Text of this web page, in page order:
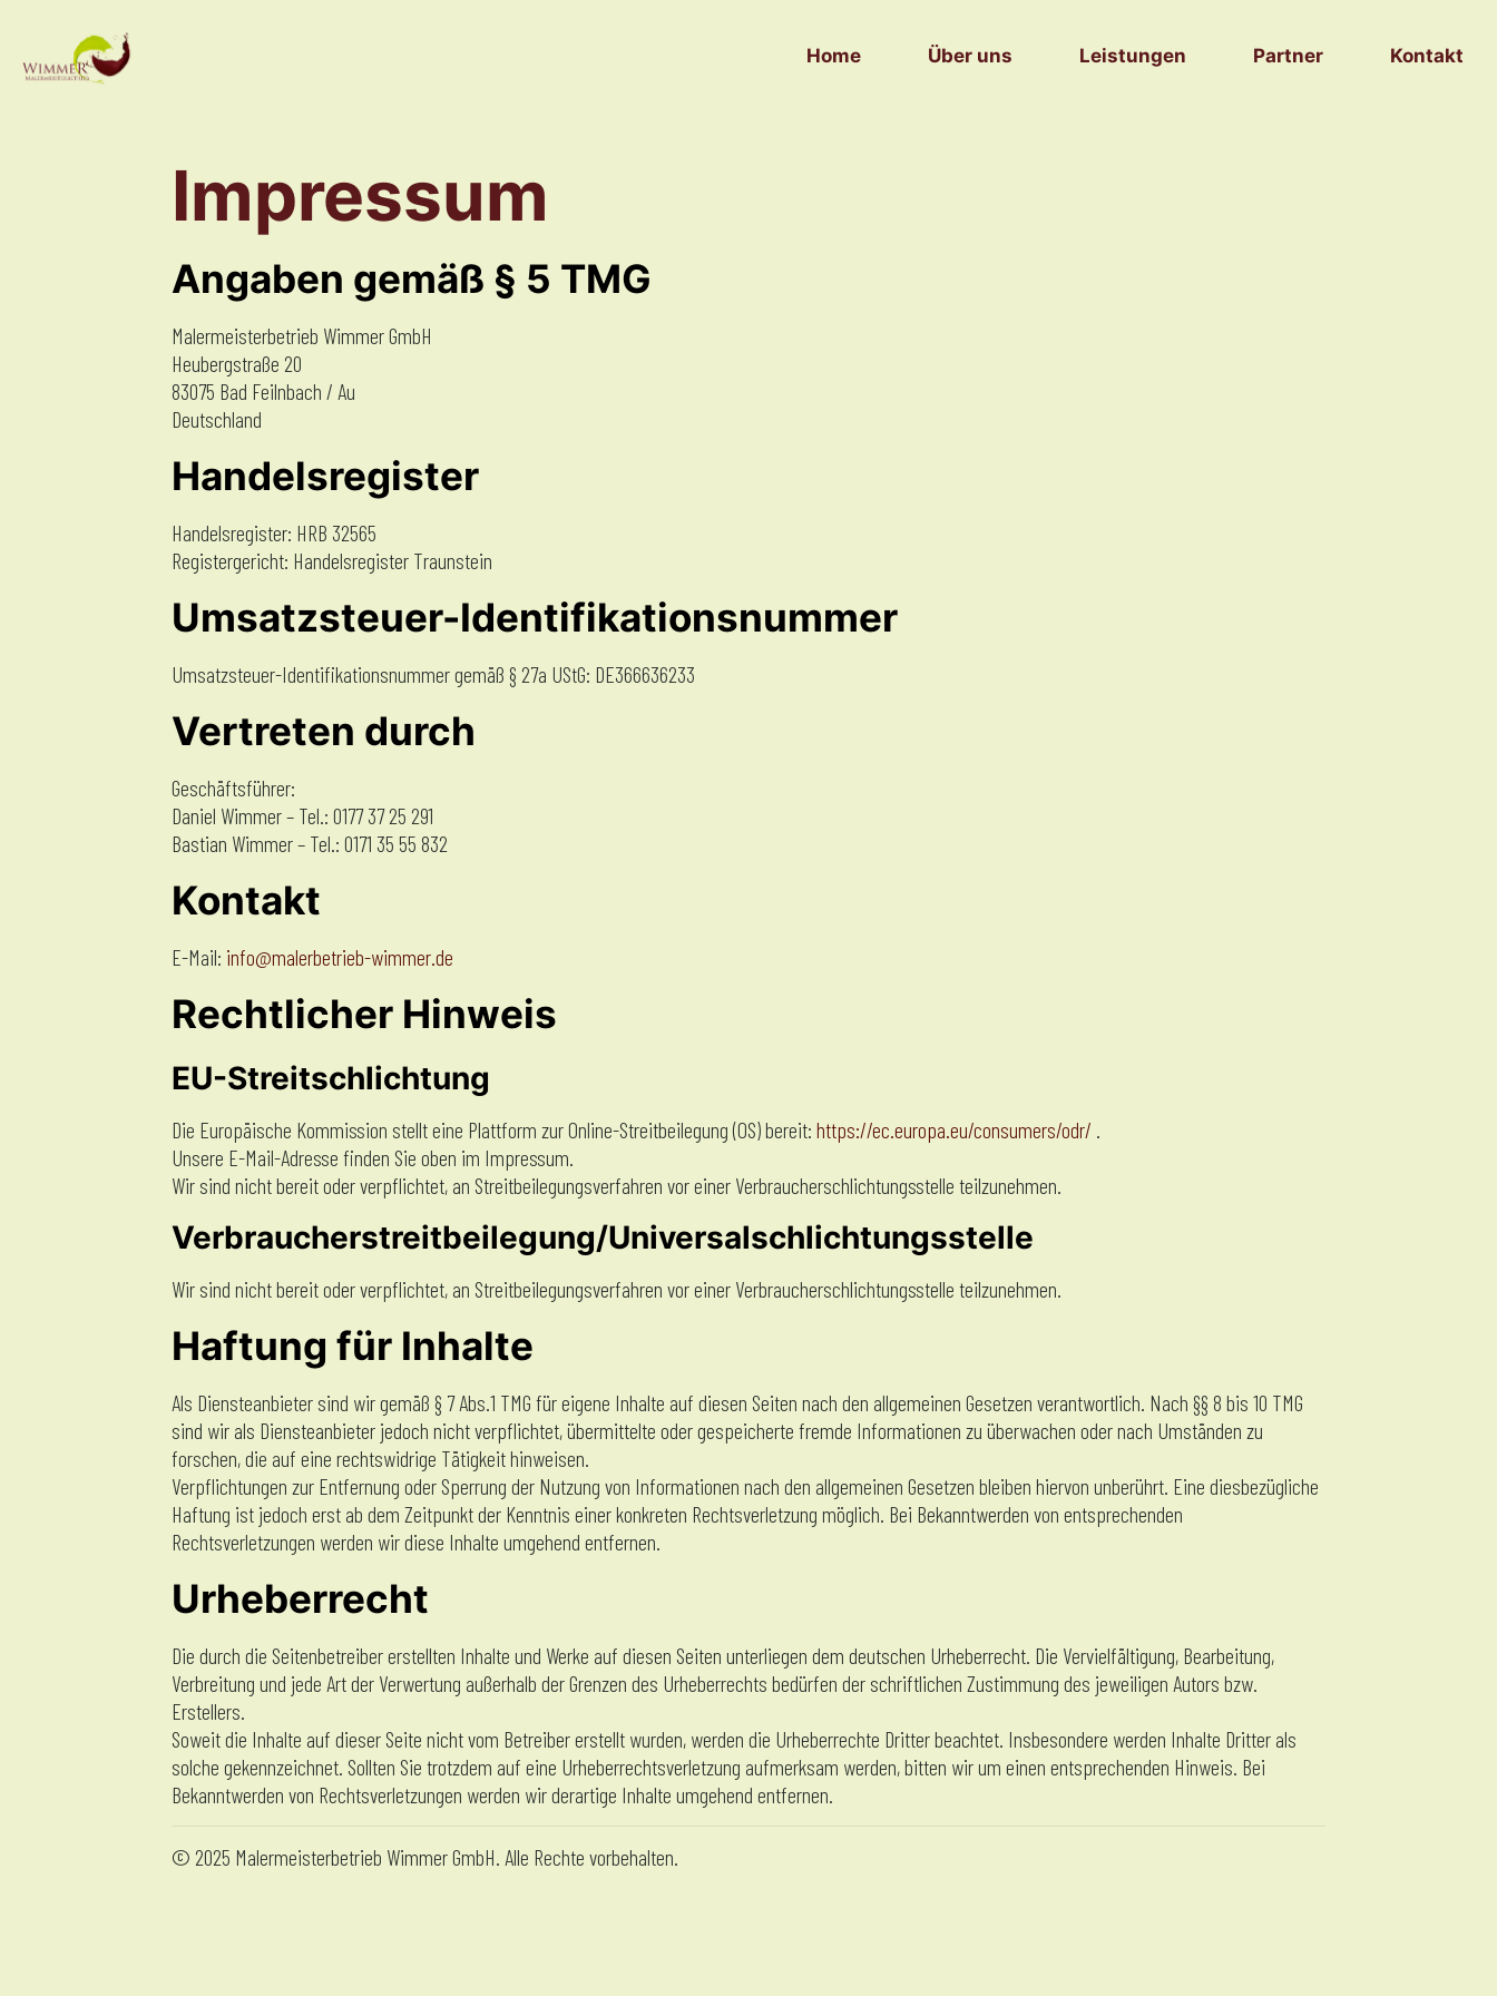
Home Über uns Leistungen Partner Kontakt
Impressum
Angaben gemäß § 5 TMG
Malermeisterbetrieb Wimmer GmbH
Heubergstraße 20
83075 Bad Feilnbach / Au
Deutschland
Handelsregister
Handelsregister: HRB 32565
Registergericht: Handelsregister Traunstein
Umsatzsteuer-Identifikationsnummer
Umsatzsteuer-Identifikationsnummer gemäß § 27a UStG: DE366636233
Vertreten durch
Geschäftsführer:
Daniel Wimmer – Tel.: 0177 37 25 291
Bastian Wimmer – Tel.: 0171 35 55 832
Kontakt
E-Mail: info@malerbetrieb-wimmer.de
Rechtlicher Hinweis
EU-Streitschlichtung
Die Europäische Kommission stellt eine Plattform zur Online-Streitbeilegung (OS) bereit: https://ec.europa.eu/consumers/odr/ .
Unsere E-Mail-Adresse finden Sie oben im Impressum.
Wir sind nicht bereit oder verpflichtet, an Streitbeilegungsverfahren vor einer Verbraucherschlichtungsstelle teilzunehmen.
Verbraucherstreitbeilegung/Universalschlichtungsstelle
Wir sind nicht bereit oder verpflichtet, an Streitbeilegungsverfahren vor einer Verbraucherschlichtungsstelle teilzunehmen.
Haftung für Inhalte
Als Diensteanbieter sind wir gemäß § 7 Abs.1 TMG für eigene Inhalte auf diesen Seiten nach den allgemeinen Gesetzen verantwortlich. Nach §§ 8 bis 10 TMG
sind wir als Diensteanbieter jedoch nicht verpflichtet, übermittelte oder gespeicherte fremde Informationen zu überwachen oder nach Umständen zu
forschen, die auf eine rechtswidrige Tätigkeit hinweisen.
Verpflichtungen zur Entfernung oder Sperrung der Nutzung von Informationen nach den allgemeinen Gesetzen bleiben hiervon unberührt. Eine diesbezügliche
Haftung ist jedoch erst ab dem Zeitpunkt der Kenntnis einer konkreten Rechtsverletzung möglich. Bei Bekanntwerden von entsprechenden
Rechtsverletzungen werden wir diese Inhalte umgehend entfernen.
Urheberrecht
Die durch die Seitenbetreiber erstellten Inhalte und Werke auf diesen Seiten unterliegen dem deutschen Urheberrecht. Die Vervielfältigung, Bearbeitung,
Verbreitung und jede Art der Verwertung außerhalb der Grenzen des Urheberrechts bedürfen der schriftlichen Zustimmung des jeweiligen Autors bzw.
Erstellers.
Soweit die Inhalte auf dieser Seite nicht vom Betreiber erstellt wurden, werden die Urheberrechte Dritter beachtet. Insbesondere werden Inhalte Dritter als
solche gekennzeichnet. Sollten Sie trotzdem auf eine Urheberrechtsverletzung aufmerksam werden, bitten wir um einen entsprechenden Hinweis. Bei
Bekanntwerden von Rechtsverletzungen werden wir derartige Inhalte umgehend entfernen.
© 2025 Malermeisterbetrieb Wimmer GmbH. Alle Rechte vorbehalten.